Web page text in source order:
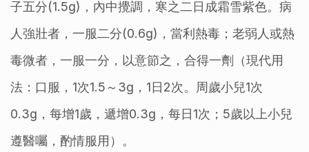
子五分(1.5g)，內中攪調，寒之二日成霜雪紫色。病
人強壯者，一服二分(0.6g)，當利熱毒；老弱人或熱
毒微者，一服一分，以意節之，合得一劑（現代用
法：口服，1次1.5～3g，1日2次。周歲小兒1次
0.3g，每增1歲，遞增0.3g，每日1次；5歲以上小兒
遵醫囑，酌情服用）。